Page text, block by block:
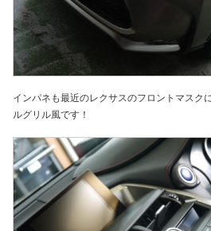
インパネも最近のレクサスのフロントマスク
ルグリル風です！